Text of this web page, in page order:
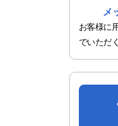
メ
お客様に
でいただ